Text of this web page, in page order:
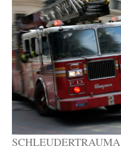
SCHLEUDERTRAUMA